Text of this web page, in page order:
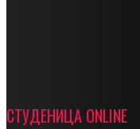
СТУДЕНИЦА ONLINE